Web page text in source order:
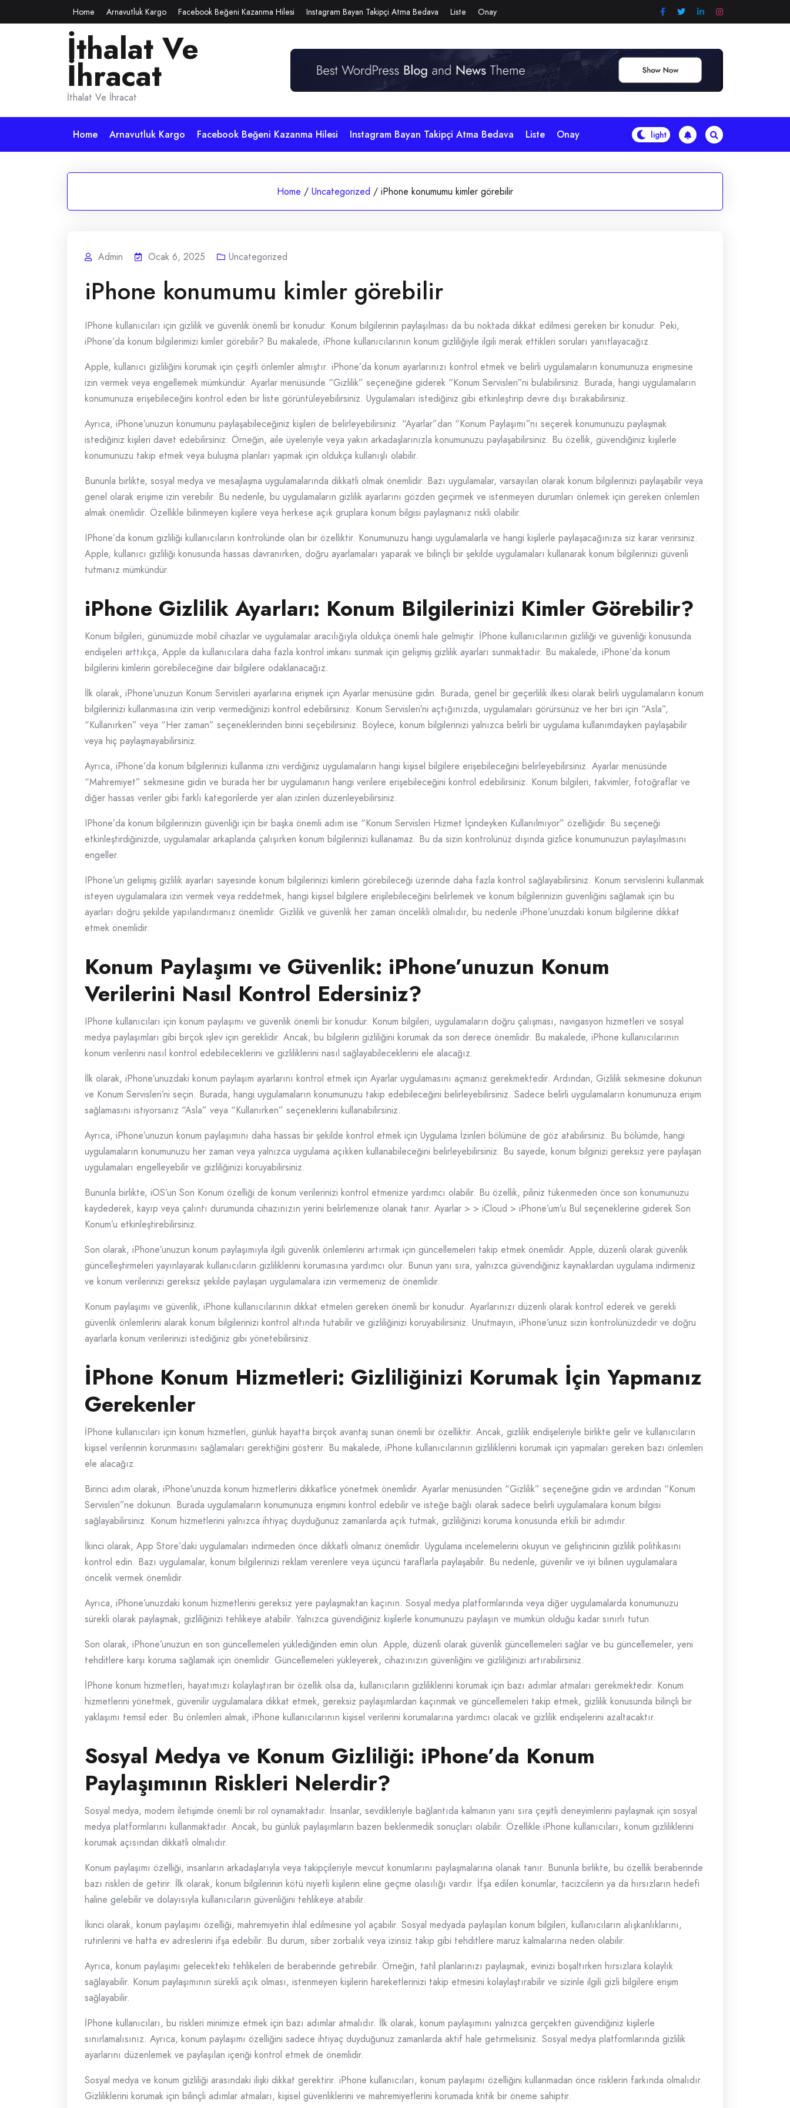
to
Home Arnavutluk Kargo Facebook Beğeni Kazanma Hilesi Instagram Bayan Takipçi Atma Bedava Liste Onay
İthalat Ve
İhracat
İthalat Ve İhracat
Home Arnavutluk Kargo Facebook Beğeni Kazanma Hilesi Instagram Bayan Takipçi Atma Bedava Liste Onay
Home / Uncategorized / iPhone konumumu kimler görebilir
Admin Ocak 6, 2025 Uncategorized
iPhone konumumu kimler görebilir
IPhone kullanıcıları için gizlilik ve güvenlik önemli bir konudur. Konum bilgilerinin paylaşılması da bu noktada dikkat edilmesi gereken bir konudur. Peki,
iPhone’da konum bilgilerimizi kimler görebilir? Bu makalede, iPhone kullanıcılarının konum gizliliğiyle ilgili merak ettikleri soruları yanıtlayacağız.
Apple, kullanıcı gizliliğini korumak için çeşitli önlemler almıştır. iPhone’da konum ayarlarınızı kontrol etmek ve belirli uygulamaların konumunuza erişmesine
izin vermek veya engellemek mümkündür. Ayarlar menüsünde “Gizlilik” seçeneğine giderek “Konum Servisleri”ni bulabilirsiniz. Burada, hangi uygulamaların
konumunuza erişebileceğini kontrol eden bir liste görüntüleyebilirsiniz. Uygulamaları istediğiniz gibi etkinleştirip devre dışı bırakabilirsiniz.
Ayrıca, iPhone’unuzun konumunu paylaşabileceğiniz kişileri de belirleyebilirsiniz. “Ayarlar”dan “Konum Paylaşımı”nı seçerek konumunuzu paylaşmak
istediğiniz kişileri davet edebilirsiniz. Örneğin, aile üyeleriyle veya yakın arkadaşlarınızla konumunuzu paylaşabilirsiniz. Bu özellik, güvendiğiniz kişilerle
konumunuzu takip etmek veya buluşma planları yapmak için oldukça kullanışlı olabilir.
Bununla birlikte, sosyal medya ve mesajlaşma uygulamalarında dikkatli olmak önemlidir. Bazı uygulamalar, varsayılan olarak konum bilgilerinizi paylaşabilir veya
genel olarak erişime izin verebilir. Bu nedenle, bu uygulamaların gizlilik ayarlarını gözden geçirmek ve istenmeyen durumları önlemek için gereken önlemleri
almak önemlidir. Özellikle bilinmeyen kişilere veya herkese açık gruplara konum bilgisi paylaşmanız riskli olabilir.
IPhone’da konum gizliliği kullanıcıların kontrolünde olan bir özelliktir. Konumunuzu hangi uygulamalarla ve hangi kişilerle paylaşacağınıza siz karar verirsiniz.
Apple, kullanıcı gizliliği konusunda hassas davranırken, doğru ayarlamaları yaparak ve bilinçli bir şekilde uygulamaları kullanarak konum bilgilerinizi güvenli
tutmanız mümkündür.
iPhone Gizlilik Ayarları: Konum Bilgilerinizi Kimler Görebilir?
Konum bilgileri, günümüzde mobil cihazlar ve uygulamalar aracılığıyla oldukça önemli hale gelmiştir. İPhone kullanıcılarının gizliliği ve güvenliği konusunda
endişeleri arttıkça, Apple da kullanıcılara daha fazla kontrol imkanı sunmak için gelişmiş gizlilik ayarları sunmaktadır. Bu makalede, iPhone’da konum
bilgilerini kimlerin görebileceğine dair bilgilere odaklanacağız.
İlk olarak, iPhone’unuzun Konum Servisleri ayarlarına erişmek için Ayarlar menüsüne gidin. Burada, genel bir geçerlilik ilkesi olarak belirli uygulamaların konum
bilgilerinizi kullanmasına izin verip vermediğinizi kontrol edebilirsiniz. Konum Servisleri’ni açtığınızda, uygulamaları görürsünüz ve her biri için “Asla”,
“Kullanırken” veya “Her zaman” seçeneklerinden birini seçebilirsiniz. Böylece, konum bilgilerinizi yalnızca belirli bir uygulama kullanımdayken paylaşabilir
veya hiç paylaşmayabilirsiniz.
Ayrıca, iPhone’da konum bilgilerinizi kullanma izni verdiğiniz uygulamaların hangi kişisel bilgilere erişebileceğini belirleyebilirsiniz. Ayarlar menüsünde
“Mahremiyet” sekmesine gidin ve burada her bir uygulamanın hangi verilere erişebileceğini kontrol edebilirsiniz. Konum bilgileri, takvimler, fotoğraflar ve
diğer hassas veriler gibi farklı kategorilerde yer alan izinleri düzenleyebilirsiniz.
IPhone’da konum bilgilerinizin güvenliği için bir başka önemli adım ise “Konum Servisleri Hizmet İçindeyken Kullanılmıyor” özelliğidir. Bu seçeneği
etkinleştirdiğinizde, uygulamalar arkaplanda çalışırken konum bilgilerinizi kullanamaz. Bu da sizin kontrolünüz dışında gizlice konumunuzun paylaşılmasını
engeller.
IPhone’un gelişmiş gizlilik ayarları sayesinde konum bilgilerinizi kimlerin görebileceği üzerinde daha fazla kontrol sağlayabilirsiniz. Konum servislerini kullanmak
isteyen uygulamalara izin vermek veya reddetmek, hangi kişisel bilgilere erişilebileceğini belirlemek ve konum bilgilerinizin güvenliğini sağlamak için bu
ayarları doğru şekilde yapılandırmanız önemlidir. Gizlilik ve güvenlik her zaman öncelikli olmalıdır, bu nedenle iPhone’unuzdaki konum bilgilerine dikkat
etmek önemlidir.
Konum Paylaşımı ve Güvenlik: iPhone’unuzun Konum
Verilerini Nasıl Kontrol Edersiniz?
IPhone kullanıcıları için konum paylaşımı ve güvenlik önemli bir konudur. Konum bilgileri, uygulamaların doğru çalışması, navigasyon hizmetleri ve sosyal
medya paylaşımları gibi birçok işlev için gereklidir. Ancak, bu bilgilerin gizliliğini korumak da son derece önemlidir. Bu makalede, iPhone kullanıcılarının
konum verilerini nasıl kontrol edebileceklerini ve gizliliklerini nasıl sağlayabileceklerini ele alacağız.
İlk olarak, iPhone’unuzdaki konum paylaşım ayarlarını kontrol etmek için Ayarlar uygulamasını açmanız gerekmektedir. Ardından, Gizlilik sekmesine dokunun
ve Konum Servisleri’ni seçin. Burada, hangi uygulamaların konumunuzu takip edebileceğini belirleyebilirsiniz. Sadece belirli uygulamaların konumunuza erişim
sağlamasını istiyorsanız “Asla” veya “Kullanırken” seçeneklerini kullanabilirsiniz.
Ayrıca, iPhone’unuzun konum paylaşımını daha hassas bir şekilde kontrol etmek için Uygulama İzinleri bölümüne de göz atabilirsiniz. Bu bölümde, hangi
uygulamaların konumunuzu her zaman veya yalnızca uygulama açıkken kullanabileceğini belirleyebilirsiniz. Bu sayede, konum bilginizi gereksiz yere paylaşan
uygulamaları engelleyebilir ve gizliliğinizi koruyabilirsiniz.
Bununla birlikte, iOS’un Son Konum özelliği de konum verilerinizi kontrol etmenize yardımcı olabilir. Bu özellik, piliniz tükenmeden önce son konumunuzu
kaydederek, kayıp veya çalıntı durumunda cihazınızın yerini belirlemenize olanak tanır. Ayarlar > > iCloud > iPhone’um’u Bul seçeneklerine giderek Son
Konum’u etkinleştirebilirsiniz.
Son olarak, iPhone’unuzun konum paylaşımıyla ilgili güvenlik önlemlerini artırmak için güncellemeleri takip etmek önemlidir. Apple, düzenli olarak güvenlik
güncelleştirmeleri yayınlayarak kullanıcıların gizliliklerini korumasına yardımcı olur. Bunun yanı sıra, yalnızca güvendiğiniz kaynaklardan uygulama indirmeniz
ve konum verilerinizi gereksiz şekilde paylaşan uygulamalara izin vermemeniz de önemlidir.
Konum paylaşımı ve güvenlik, iPhone kullanıcılarının dikkat etmeleri gereken önemli bir konudur. Ayarlarınızı düzenli olarak kontrol ederek ve gerekli
güvenlik önlemlerini alarak konum bilgilerinizi kontrol altında tutabilir ve gizliliğinizi koruyabilirsiniz. Unutmayın, iPhone’unuz sizin kontrolünüzdedir ve doğru
ayarlarla konum verilerinizi istediğiniz gibi yönetebilirsiniz.
İPhone Konum Hizmetleri: Gizliliğinizi Korumak İçin Yapmanız
Gerekenler
İPhone kullanıcıları için konum hizmetleri, günlük hayatta birçok avantaj sunan önemli bir özelliktir. Ancak, gizlilik endişeleriyle birlikte gelir ve kullanıcıların
kişisel verilerinin korunmasını sağlamaları gerektiğini gösterir. Bu makalede, iPhone kullanıcılarının gizliliklerini korumak için yapmaları gereken bazı önlemleri
ele alacağız.
Birinci adım olarak, iPhone’unuzda konum hizmetlerini dikkatlice yönetmek önemlidir. Ayarlar menüsünden “Gizlilik” seçeneğine gidin ve ardından “Konum
Servisleri”ne dokunun. Burada uygulamaların konumunuza erişimini kontrol edebilir ve isteğe bağlı olarak sadece belirli uygulamalara konum bilgisi
sağlayabilirsiniz. Konum hizmetlerini yalnızca ihtiyaç duyduğunuz zamanlarda açık tutmak, gizliliğinizi koruma konusunda etkili bir adımdır.
İkinci olarak, App Store’daki uygulamaları indirmeden önce dikkatli olmanız önemlidir. Uygulama incelemelerini okuyun ve geliştiricinin gizlilik politikasını
kontrol edin. Bazı uygulamalar, konum bilgilerinizi reklam verenlere veya üçüncü taraflarla paylaşabilir. Bu nedenle, güvenilir ve iyi bilinen uygulamalara
öncelik vermek önemlidir.
Ayrıca, iPhone’unuzdaki konum hizmetlerini gereksiz yere paylaşmaktan kaçının. Sosyal medya platformlarında veya diğer uygulamalarda konumunuzu
sürekli olarak paylaşmak, gizliliğinizi tehlikeye atabilir. Yalnızca güvendiğiniz kişilerle konumunuzu paylaşın ve mümkün olduğu kadar sınırlı tutun.
Son olarak, iPhone’unuzun en son güncellemeleri yüklediğinden emin olun. Apple, düzenli olarak güvenlik güncellemeleri sağlar ve bu güncellemeler, yeni
tehditlere karşı koruma sağlamak için önemlidir. Güncellemeleri yükleyerek, cihazınızın güvenliğini ve gizliliğinizi artırabilirsiniz.
İPhone konum hizmetleri, hayatımızı kolaylaştıran bir özellik olsa da, kullanıcıların gizliliklerini korumak için bazı adımlar atmaları gerekmektedir. Konum
hizmetlerini yönetmek, güvenilir uygulamalara dikkat etmek, gereksiz paylaşımlardan kaçınmak ve güncellemeleri takip etmek, gizlilik konusunda bilinçli bir
yaklaşımı temsil eder. Bu önlemleri almak, iPhone kullanıcılarının kişisel verilerini korumalarına yardımcı olacak ve gizlilik endişelerini azaltacaktır.
Sosyal Medya ve Konum Gizliliği: iPhone’da Konum
Paylaşımının Riskleri Nelerdir?
Sosyal medya, modern iletişimde önemli bir rol oynamaktadır. İnsanlar, sevdikleriyle bağlantıda kalmanın yanı sıra çeşitli deneyimlerini paylaşmak için sosyal
medya platformlarını kullanmaktadır. Ancak, bu günlük paylaşımların bazen beklenmedik sonuçları olabilir. Özellikle iPhone kullanıcıları, konum gizliliklerini
korumak açısından dikkatli olmalıdır.
Konum paylaşımı özelliği, insanların arkadaşlarıyla veya takipçileriyle mevcut konumlarını paylaşmalarına olanak tanır. Bununla birlikte, bu özellik beraberinde
bazı riskleri de getirir. İlk olarak, konum bilgilerinin kötü niyetli kişilerin eline geçme olasılığı vardır. İfşa edilen konumlar, tacizcilerin ya da hırsızların hedefi
haline gelebilir ve dolayısıyla kullanıcıların güvenliğini tehlikeye atabilir.
İkinci olarak, konum paylaşımı özelliği, mahremiyetin ihlal edilmesine yol açabilir. Sosyal medyada paylaşılan konum bilgileri, kullanıcıların alışkanlıklarını,
rutinlerini ve hatta ev adreslerini ifşa edebilir. Bu durum, siber zorbalık veya izinsiz takip gibi tehditlere maruz kalmalarına neden olabilir.
Ayrıca, konum paylaşımı gelecekteki tehlikeleri de beraberinde getirebilir. Örneğin, tatil planlarınızı paylaşmak, evinizi boşaltırken hırsızlara kolaylık
sağlayabilir. Konum paylaşımının sürekli açık olması, istenmeyen kişilerin hareketlerinizi takip etmesini kolaylaştırabilir ve sizinle ilgili gizli bilgilere erişim
sağlayabilir.
İPhone kullanıcıları, bu riskleri minimize etmek için bazı adımlar atmalıdır. İlk olarak, konum paylaşımını yalnızca gerçekten güvendiğiniz kişilerle
sınırlamalısınız. Ayrıca, konum paylaşımı özelliğini sadece ihtiyaç duyduğunuz zamanlarda aktif hale getirmelisiniz. Sosyal medya platformlarında gizlilik
ayarlarını düzenlemek ve paylaşılan içeriği kontrol etmek de önemlidir.
Sosyal medya ve konum gizliliği arasındaki ilişki dikkat gerektirir. iPhone kullanıcıları, konum paylaşımı özelliğini kullanmadan önce risklerin farkında olmalıdır.
Gizliliklerini korumak için bilinçli adımlar atmaları, kişisel güvenliklerini ve mahremiyetlerini korumada kritik bir öneme sahiptir.